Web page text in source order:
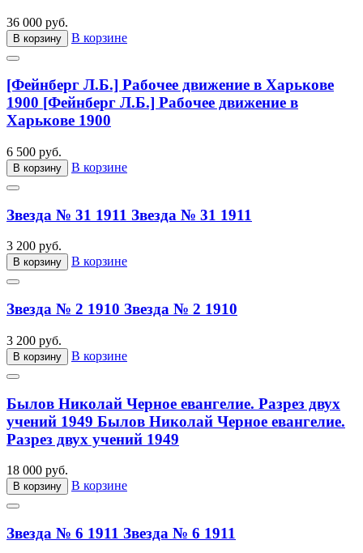
36 000 руб.
В корзину В корзине
[Фейнберг Л.Б.] Рабочее движение в Харькове
1900 [Фейнберг Л.Б.] Рабочее движение в
Харькове 1900
6 500 руб.
В корзину В корзине
Звезда № 31 1911 Звезда № 31 1911
3 200 руб.
В корзину В корзине
Звезда № 2 1910 Звезда № 2 1910
3 200 руб.
В корзину В корзине
Былов Николай Черное евангелие. Разрез двух
учений 1949 Былов Николай Черное евангелие.
Разрез двух учений 1949
18 000 руб.
В корзину В корзине
Звезда № 6 1911 Звезда № 6 1911